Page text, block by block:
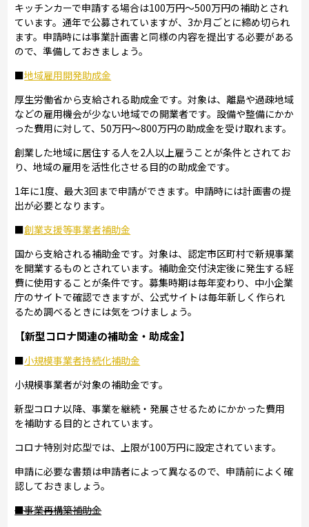
キッチンカーで申請する場合は100万円～500万円の補助とされ
ています。通年で公募されていますが、3か月ごとに締め切られ
ます。申請時には事業計画書と同様の内容を提出する必要がある
ので、準備しておきましょう。
■地域雇用開発助成金
厚生労働省から支給される助成金です。対象は、離島や過疎地域
などの雇用機会が少ない地域での開業者です。設備や整備にかか
った費用に対して、50万円～800万円の助成金を受け取れます。
創業した地域に居住する人を2人以上雇うことが条件とされてお
り、地域の雇用を活性化させる目的の助成金です。
1年に1度、最大3回まで申請ができます。申請時には計画書の提
出が必要となります。
■創業支援等事業者補助金
国から支給される補助金です。対象は、認定市区町村で新規事業
を開業するものとされています。補助金交付決定後に発生する経
費に使用することが条件です。募集時期は毎年変わり、中小企業
庁のサイトで確認できますが、公式サイトは毎年新しく作られ
るため調べるときには気をつけましょう。
【新型コロナ関連の補助金・助成金】
■小規模事業者持続化補助金
小規模事業者が対象の補助金です。
新型コロナ以降、事業を継続・発展させるためにかかった費用
を補助する目的とされています。
コロナ特別対応型では、上限が100万円に設定されています。
申請に必要な書類は申請者によって異なるので、申請前によく確
認しておきましょう。
■事業再構築補助金